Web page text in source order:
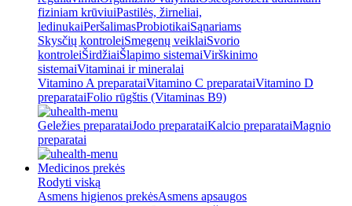
fiziniam krūviuiPastilės, žirneliai,
ledinukaiPeršalimasProbiotikaiSąnariams
Skysčių kontroleiSmegenų veiklaiSvorio
kontroleiŠirdžiaiŠlapimo sistemaiVirškinimo
sistemaiVitaminai ir mineralai
Vitamino A preparataiVitamino C preparataiVitamino D
preparataiFolio rūgštis (Vitaminas B9)
Geležies preparataiJodo preparataiKalcio preparataiMagnio
preparatai
Medicinos prekės
Rodyti viską
Asmens higienos prekėsAsmens apsaugos